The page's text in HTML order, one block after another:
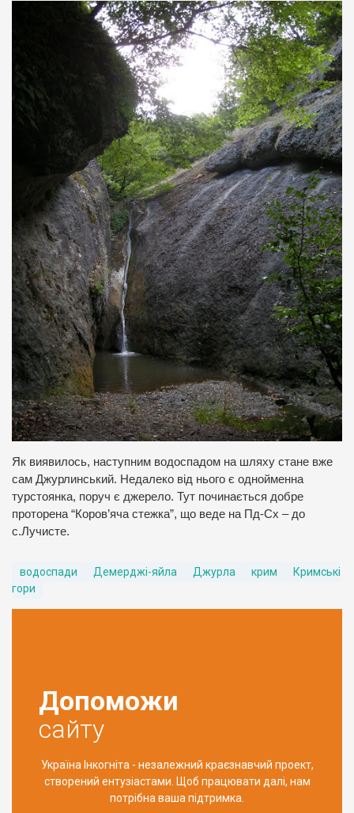
Як виявилось, наступним водоспадом на шляху стане вже
сам Джурлинський. Недалеко від нього є однойменна
турстоянка, поруч є джерело. Тут починається добре
проторена “Коров’яча стежка”, що веде на Пд-Сх – до
с.Лучисте.
водоспади Демерджі-яйла Джурла крим
Кримські
гори
Допоможи
сайту
Україна Інкогніта - незалежний краєзнавчий проект,
створений ентузіастами. Щоб працювати далі, нам
потрібна ваша підтримка.